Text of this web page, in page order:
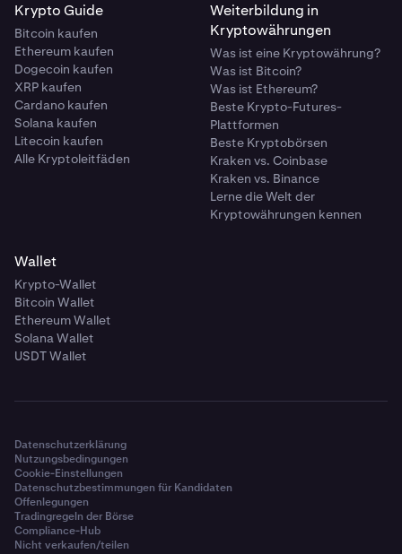
Krypto Guide
Bitcoin kaufen
Ethereum kaufen
Dogecoin kaufen
XRP kaufen
Cardano kaufen
Solana kaufen
Litecoin kaufen
Alle Kryptoleitfäden
Weiterbildung in
Kryptowährungen
Was ist eine Kryptowährung?
Was ist Bitcoin?
Was ist Ethereum?
Beste Krypto-Futures-
Plattformen
Beste Kryptobörsen
Kraken vs. Coinbase
Kraken vs. Binance
Lerne die Welt der
Kryptowährungen kennen
Wallet
Krypto-Wallet
Bitcoin Wallet
Ethereum Wallet
Solana Wallet
USDT Wallet
Datenschutzerklärung
Nutzungsbedingungen
Cookie-Einstellungen
Datenschutzbestimmungen für Kandidaten
Offenlegungen
Tradingregeln der Börse
Compliance-Hub
Nicht verkaufen/teilen